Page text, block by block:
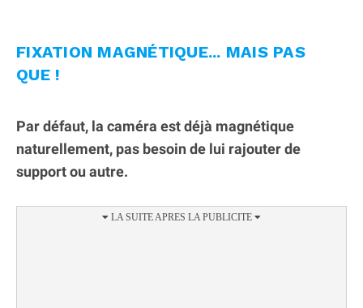
FIXATION MAGNÉTIQUE... MAIS PAS
QUE !
Par défaut, la caméra est déjà magnétique
naturellement, pas besoin de lui rajouter de
support ou autre.